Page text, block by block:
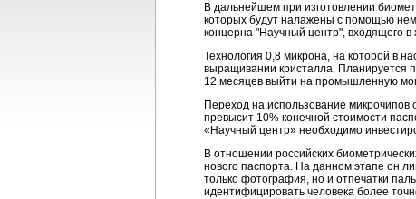
В дальнейшем при изготовлении
которых будут налажены с помощью
концерна "Научный центр", входящего
Технология 0,8 микрона, на которой в
выращивании кристалла. Планируется
12 месяцев выйти на промышленную
Переход на использование
превысит 10% конечной стоимости
«Научный центр» необходимо
В отношении российских
нового паспорта. На данном этапе он
только фотография, но и отпечатки
идентифицировать человека более